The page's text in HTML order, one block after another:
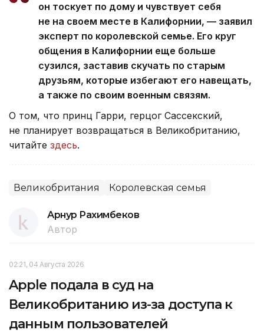
он тоскует по дому и чувствует себя
не на своем месте в Калифорнии, — заявил
эксперт по королевской семье. Его круг
общения в Калифорнии еще больше
сузился, заставив скучать по старым
друзьям, которые избегают его навещать,
а также по своим военным связям.
О том, что принц Гарри, герцог Сассекский,
не планирует возвращаться в Великобританию,
читайте здесь.
Великобритания Королевская семья
Арнур Рахимбеков
Автор
02:21, 04 Августа 2026
Apple подала в суд на
Великобританию из-за доступа к
данным пользователей